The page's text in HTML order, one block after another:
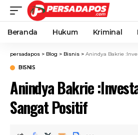
Beranda Hukum Kriminal
persadapos > Blog > Bisnis > Anindya Bakrie
BISNIS
Anindya Bakrie
Sangat Positif